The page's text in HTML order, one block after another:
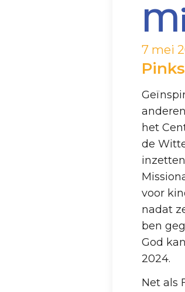
7 mei
het
de
voor
nadat
ben
God
2024.
Net als